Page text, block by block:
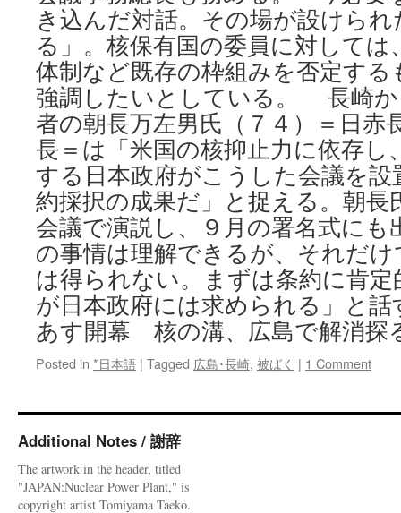
き込んだ対話。その場が設けら
る」。核保有国の委員に対しては
体制など既存の枠組みを否定す
強調したいとしている。 長崎か
者の朝長万左男氏（７４）＝日赤
長＝は「米国の核抑止力に依存し
する日本政府がこうした会議を
約採択の成果だ」と捉える。朝長
会議で演説し、９月の署名式にも
の事情は理解できるが、それだ
は得られない。まずは条約に肯
が日本政府には求められる」と話
あす開幕 核の溝、広島で解消探
Posted in *日本語 | Tagged 広島･長崎, 被ばく | 1 Comment
Additional Notes / 謝辞
The artwork in the header, titled
"JAPAN:Nuclear Power Plant," is
copyright artist Tomiyama Taeko.